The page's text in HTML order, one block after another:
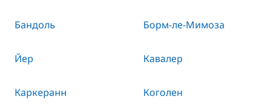
Бандоль Борм-ле-Мимоза
Йер Кавалер
Каркеранн Коголен